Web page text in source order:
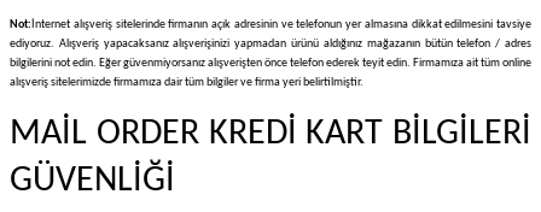
Not: İnternet alışveriş sitelerinde firmanın açık adresinin ve telefonun yer almasına dikkat edilmesini tavsiye
ediyoruz. Alışveriş yapacaksanız alışverişinizi yapmadan ürünü aldığınız mağazanın bütün telefon / adres
bilgilerini not edin. Eğer güvenmiyorsanız alışverişten önce telefon ederek teyit edin. Firmamıza ait tüm online
alışveriş sitelerimizde firmamıza dair tüm bilgiler ve firma yeri belirtilmiştir.
MAİL ORDER KREDİ KART BİLGİLERİ
GÜVENLİĞİ